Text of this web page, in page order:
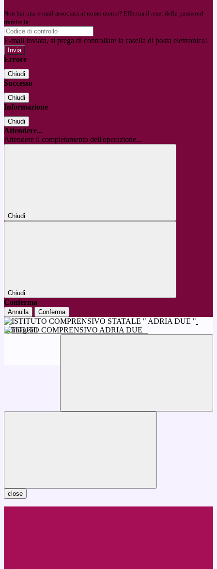
Non hai una e-mail associata al nome utente? Effettua il reset della password
tramite la
E-mail inviata, si prega di controllare la casella di posta elettronica!
Errore
Chiudi
Successo
Chiudi
Informazione
Chiudi
Attendere...
Attendere il completamento dell'operazione...
Chiudi
Chiudi
Conferma
Annulla Conferma
ISTITUTO COMPRENSIVO ADRIA DUE
close